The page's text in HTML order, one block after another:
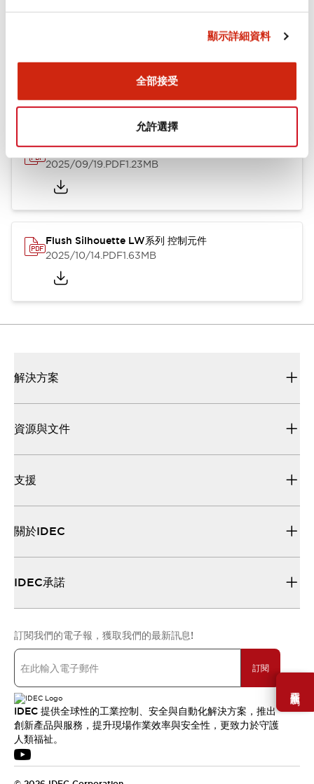
顯示詳細資料
全部接受
允許選擇
需要幫助嗎？
Flush Silhouette LW系列 控制元件 (英文版)
2025/09/19.PDF1.23MB
Flush Silhouette LW系列 控制元件
2025/10/14.PDF1.63MB
解決方案
資源與文件
支援
關於IDEC
IDEC承諾
訂閱我們的電子報，獲取我們的最新訊息!
訂閱
IDEC 提供全球性的工業控制、安全與自動化解決方案，推出
創新產品與服務，提升現場作業效率與安全性，更致力於守護
人類福祉。